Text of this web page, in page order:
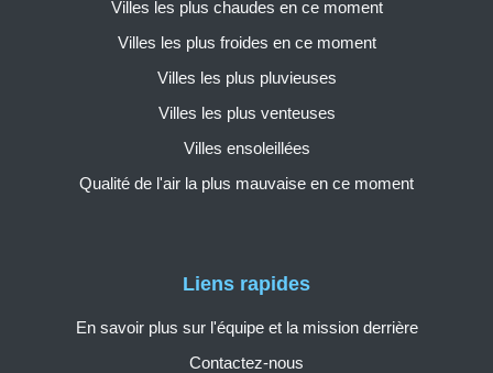
Liens rapides
En savoir plus sur l'équipe et la mission derrière
Contactez-nous
Villes les plus chaudes en ce moment
Villes les plus froides en ce moment
Villes les plus pluvieuses
Villes les plus venteuses
Villes ensoleillées
Qualité de l'air la plus mauvaise en ce moment